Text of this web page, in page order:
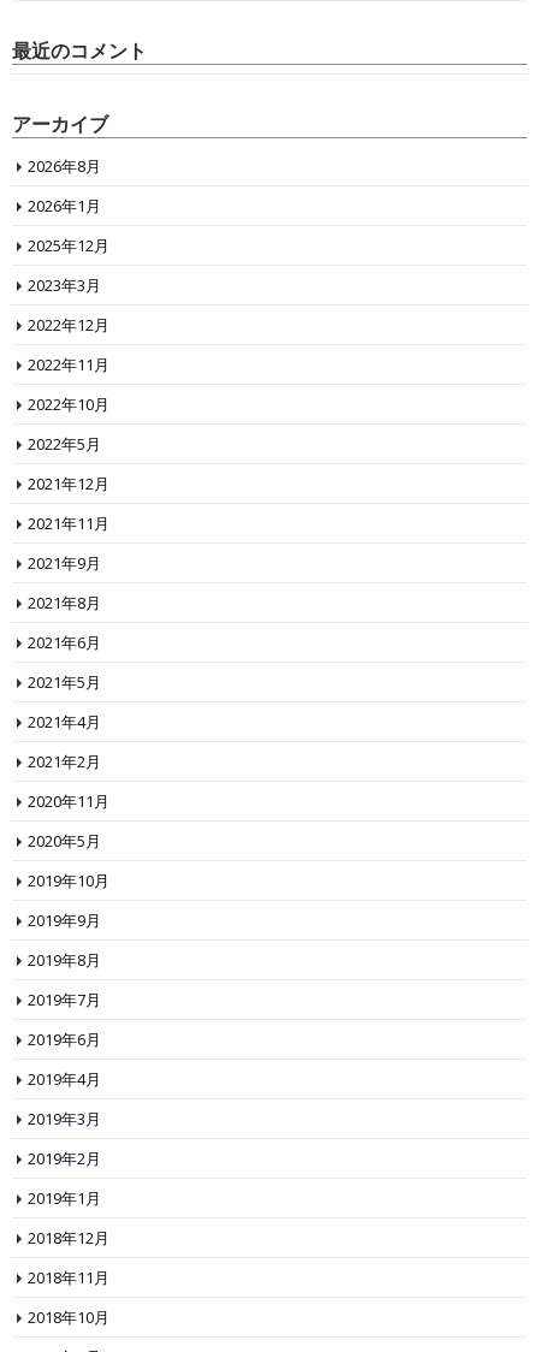
最近のコメント
アーカイブ
2026年8月
2026年1月
2025年12月
2023年3月
2022年12月
2022年11月
2022年10月
2022年5月
2021年12月
2021年11月
2021年9月
2021年8月
2021年6月
2021年5月
2021年4月
2021年2月
2020年11月
2020年5月
2019年10月
2019年9月
2019年8月
2019年7月
2019年6月
2019年4月
2019年3月
2019年2月
2019年1月
2018年12月
2018年11月
2018年10月